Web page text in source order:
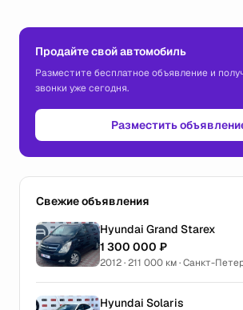
Продайте свой автомобиль
Разместите бесплатное объявление и
звонки уже сегодня.
Разместить
Свежие объявления
Hyundai Grand Starex
1 300 000 ₽
2012 · 211 000 км · Санкт-
Hyundai Solaris